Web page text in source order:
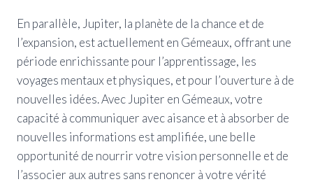
En parallèle, Jupiter, la planète de la chance et de
l’expansion, est actuellement en Gémeaux, offrant une
période enrichissante pour l’apprentissage, les
voyages mentaux et physiques, et pour l’ouverture à de
nouvelles idées. Avec Jupiter en Gémeaux, votre
capacité à communiquer avec aisance et à absorber de
nouvelles informations est amplifiée, une belle
opportunité de nourrir votre vision personnelle et de
l’associer aux autres sans renoncer à votre vérité